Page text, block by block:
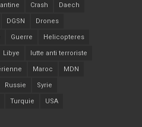
Crash Daech
DGSN Drones
Guerre Helicopteres
Libye lutte anti terroriste
Maroc MDN
Russie Syrie
Turquie USA